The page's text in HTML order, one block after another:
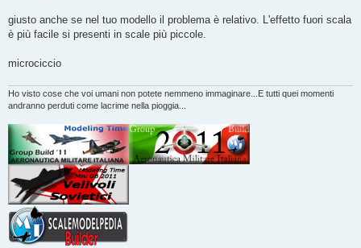
giusto anche se nel tuo modello il problema è relativo. L'effetto fuori scala
è più facile si presenti in scale più piccole.
microciccio
Ho visto cose che voi umani non potete nemmeno immaginare...E tutti quei momenti
andranno perduti come lacrime nella pioggia...